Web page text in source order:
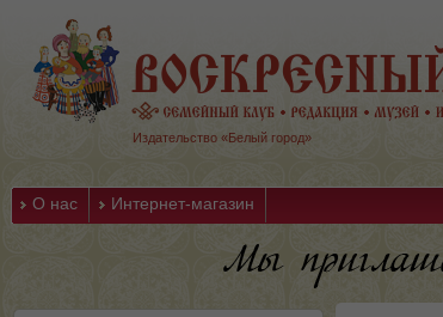
Издательство «Белый город»
О нас Интернет-магазин